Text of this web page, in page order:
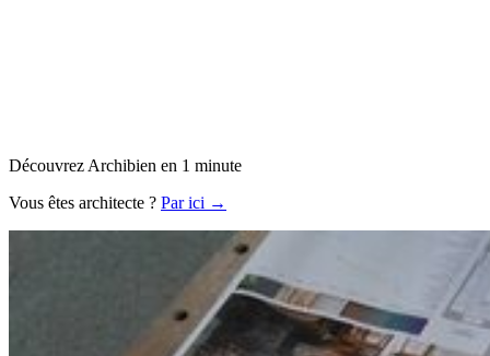
Découvrez Archibien en 1 minute
Vous êtes architecte ? Par ici →